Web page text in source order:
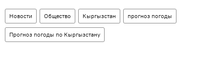
Новости Общество Кыргызстан прогноз погоды
Прогноз погоды по Кыргызстану